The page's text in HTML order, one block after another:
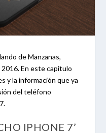
de Manzanas,
En este capitulo
y la información que ya
del teléfono
IPHONE 7’